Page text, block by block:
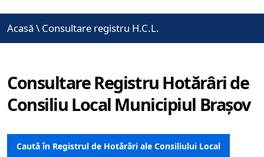
Acasă \ Consultare registru H.C.L.
Consultare Registru Hotărâri de
Consiliu Local Municipiul Brașov
Caută în Registrul de Hotărâri ale Consiliului Local